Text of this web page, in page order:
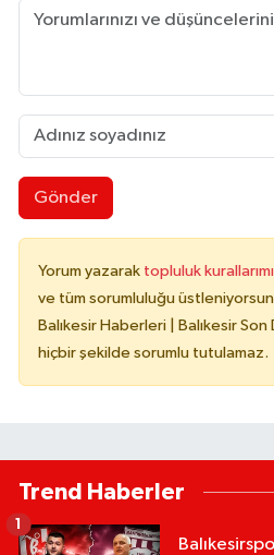
Gönder
Yorum yazarak topluluk
ve tüm sorumluluğu
Balıkesir Haberleri | Balıkesir
hiçbir şekilde sorumlu tutulamaz.
Trend Haberler
1